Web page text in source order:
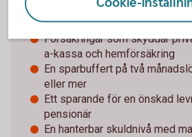
En privatekonomi som varje
inkomst än utgifter
Försäkringar som skyddar
a-kassa och hemförsäkring
En sparbuffert på två
eller mer
Ett sparande för en önskad
pensionär
En hanterbar skuldnivå med